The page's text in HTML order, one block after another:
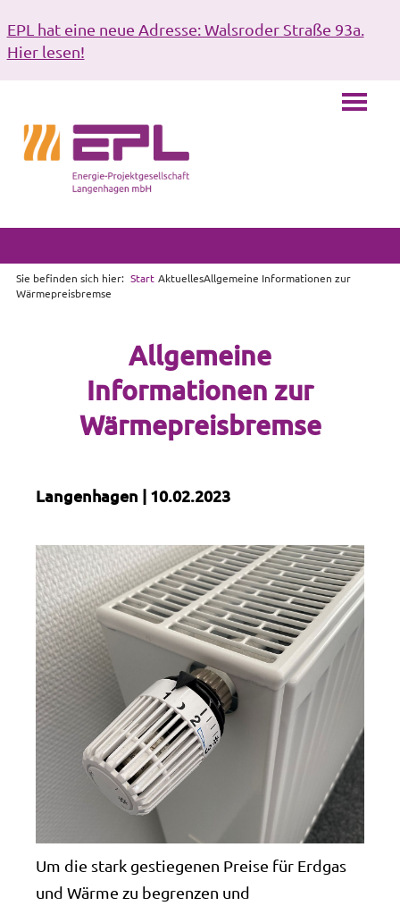
EPL hat eine neue Adresse: Walsroder Straße 93a.
Hier lesen!
Sie befinden sich hier: Start AktuellesAllgemeine Informationen zur
Wärmepreisbremse
Allgemeine
Informationen zur
Wärmepreisbremse
Langenhagen | 10.02.2023
Um die stark gestiegenen Preise für Erdgas
und Wärme zu begrenzen und